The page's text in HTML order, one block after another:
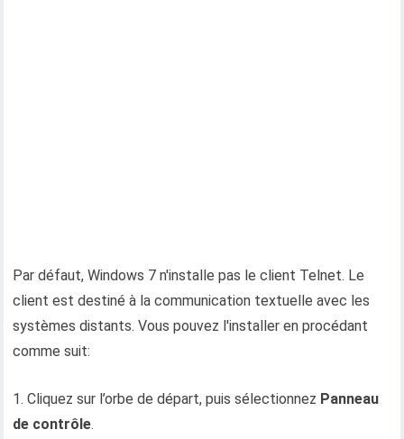
Par défaut, Windows 7 n'installe pas le client Telnet. Le
client est destiné à la communication textuelle avec les
systèmes distants. Vous pouvez l'installer en procédant
comme suit:
1. Cliquez sur l’orbe de départ, puis sélectionnez Panneau
de contrôle.